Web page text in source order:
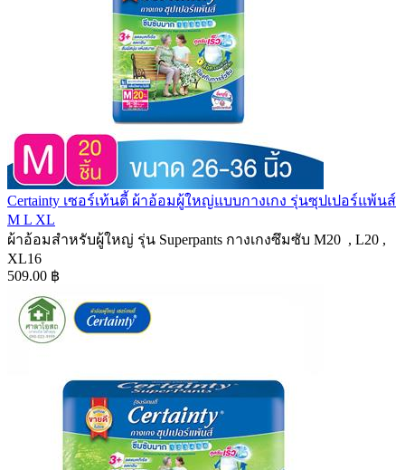
Certainty เซอร์เท้นตี้ ผ้าอ้อมผู้ใหญ่แบบกางเกง รุ่นซุปเปอร์แพ้นส์
M L XL
ผ้าอ้อมสำหรับผู้ใหญ่ รุ่น Superpants กางเกงซึมซับ M20 , L20 ,
XL16
509.00 ฿